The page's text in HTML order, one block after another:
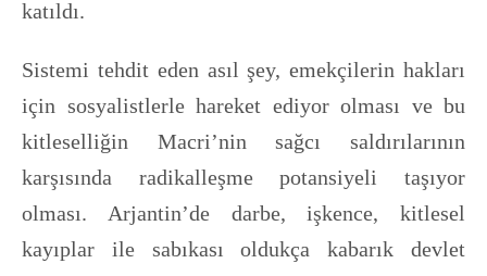
katıldı.
Sistemi tehdit eden asıl şey, emekçilerin hakları
için sosyalistlerle hareket ediyor olması ve bu
kitleselliğin Macri’nin sağcı saldırılarının
karşısında radikalleşme potansiyeli taşıyor
olması. Arjantin’de darbe, işkence, kitlesel
kayıplar ile sabıkası oldukça kabarık devlet